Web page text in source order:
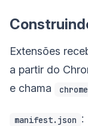
Extensões
a partir do
e chama
manifest.json :